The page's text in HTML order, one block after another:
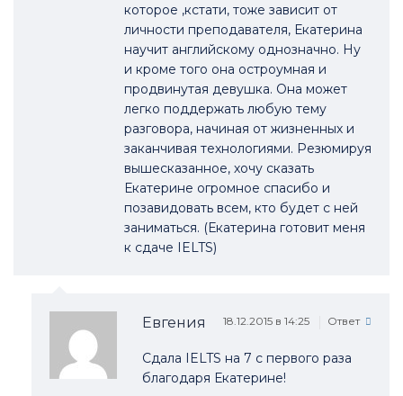
которое ,кстати, тоже зависит от
личности преподавателя, Екатерина
научит английскому однозначно. Ну
и кроме того она остроумная и
продвинутая девушка. Она может
легко поддержать любую тему
разговора, начиная от жизненных и
заканчивая технологиями. Резюмируя
вышесказанное, хочу сказать
Екатерине огромное спасибо и
позавидовать всем, кто будет с ней
заниматься. (Екатерина готовит меня
к сдаче IELTS)
Евгения 18.12.2015 в 14:25 Ответ
Сдала IELTS на 7 с первого раза
благодаря Екатерине!